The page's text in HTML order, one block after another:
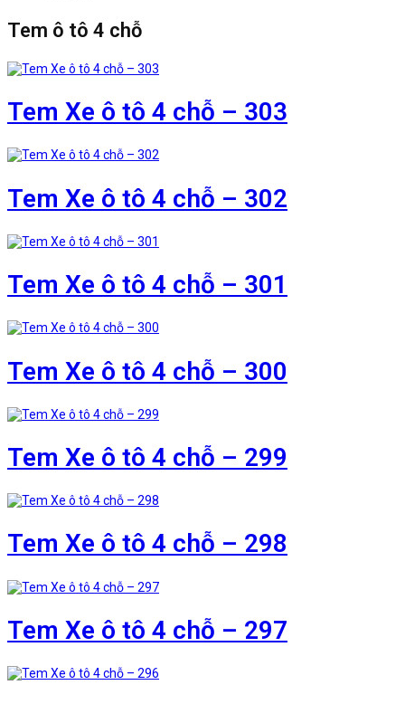
Tem ô tô 4 chỗ
Tem Xe ô tô 4 chỗ – 303
Tem Xe ô tô 4 chỗ – 302
Tem Xe ô tô 4 chỗ – 301
Tem Xe ô tô 4 chỗ – 300
Tem Xe ô tô 4 chỗ – 299
Tem Xe ô tô 4 chỗ – 298
Tem Xe ô tô 4 chỗ – 297